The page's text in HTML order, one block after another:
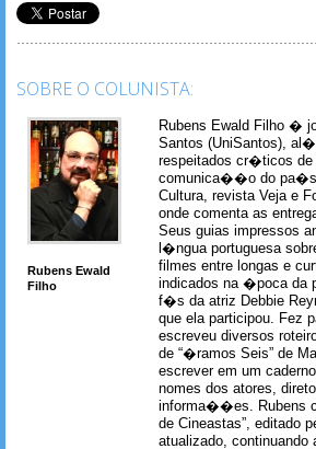
SOBRE O COLUNISTA:
Rubens Ewald
Filho
Rubens Ewald Filho �
Santos (UniSantos),
respeitados cr�ticos de
comunica��o do pa�s,
Cultura, revista Veja e
onde comenta as
Seus guias impressos
l�ngua portuguesa
filmes entre longas e
indicados na �poca da
f�s da atriz Debbie
que ela participou. Fez
escreveu diversos
de “�ramos Seis” de
escrever em um
nomes dos atores,
informa��es. Rubens
de Cineastas”, editado
atualizado,